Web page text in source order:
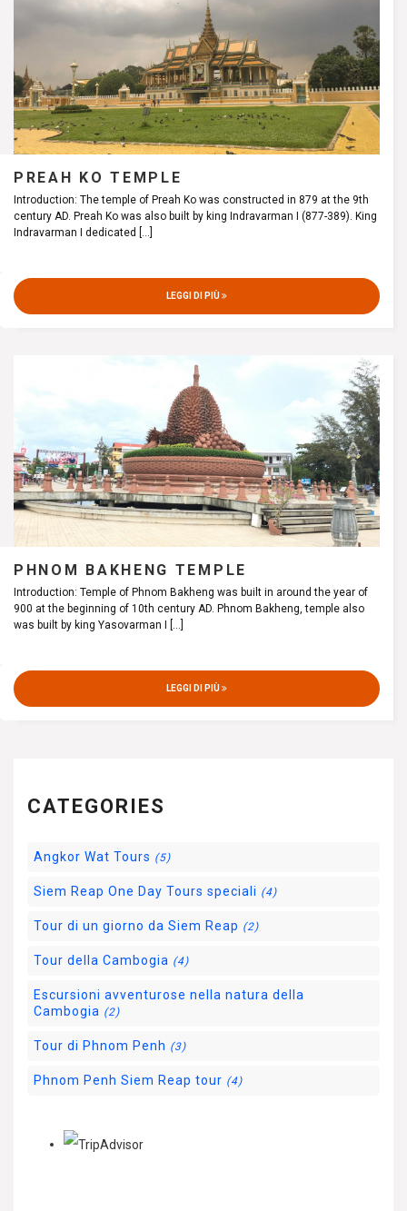
PREAH KO TEMPLE
Introduction: The temple of Preah Ko was constructed in 879 at the 9th
century AD. Preah Ko was also built by king Indravarman I (877-389). King
Indravarman I dedicated
[...]
LEGGI DI PIÙ
PHNOM BAKHENG TEMPLE
Introduction: Temple of Phnom Bakheng was built in around the year of
900 at the beginning of 10th century AD. Phnom Bakheng, temple also
was built by king Yasovarman I
LEGGI DI PIÙ
CATEGORIES
Angkor Wat Tours (5)
Siem Reap One Day Tours speciali (4)
Tour di un giorno da Siem Reap (2)
Tour della Cambogia (4)
Escursioni avventurose nella natura della
Cambogia (2)
Tour di Phnom Penh (3)
Phnom Penh Siem Reap tour (4)